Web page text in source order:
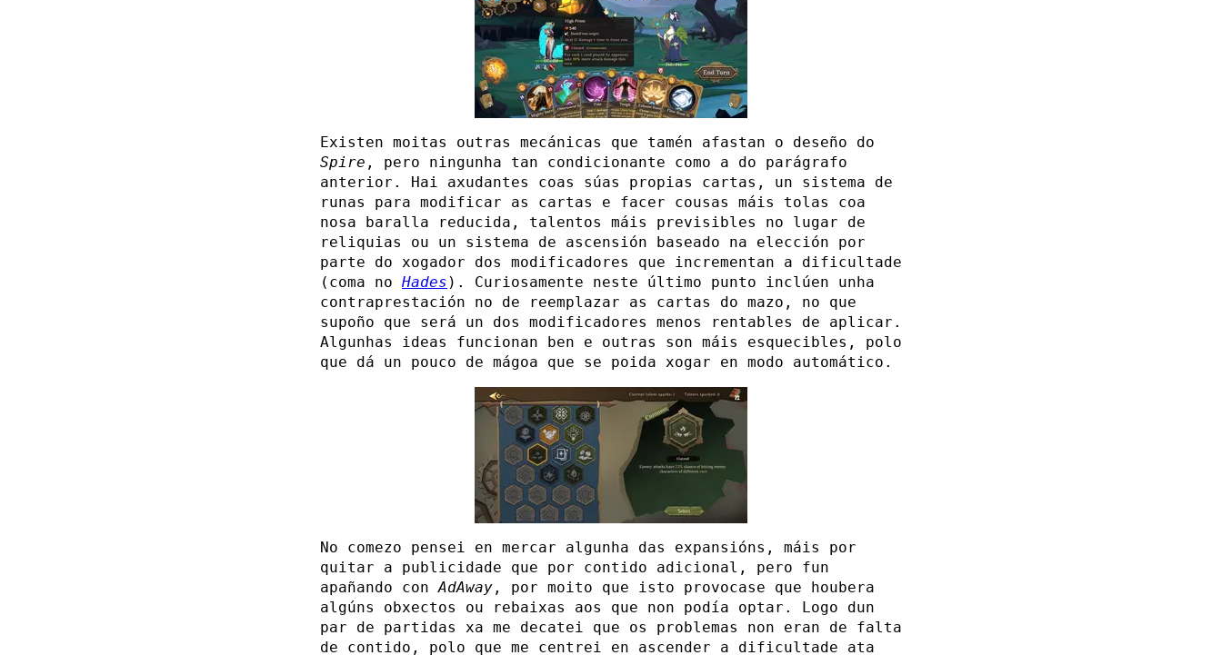
Existen moitas outras mecánicas que tamén afastan o deseño do
Spire , pero ningunha tan condicionante como a do parágrafo
anterior. Hai axudantes coas súas propias cartas, un sistema de
runas para modificar as cartas e facer cousas máis tolas coa
nosa baralla reducida, talentos máis previsibles no lugar de
reliquias ou un sistema de ascensión baseado na elección por
parte do xogador dos modificadores que incrementan a dificultade
(coma no Hades ). Curiosamente neste último punto inclúen unha
contraprestación no de reemplazar as cartas do mazo, no que
supoño que será un dos modificadores menos rentables de aplicar.
Algunhas ideas funcionan ben e outras son máis esquecibles, polo
que dá un pouco de mágoa que se poida xogar en modo automático.
No comezo pensei en mercar algunha das expansións, máis por
quitar a publicidade que por contido adicional, pero fun
apañando conAdAway , por moito que isto provocase que houbera
algúns obxectos ou rebaixas aos que non podía optar. Logo dun
par de partidas xa me decatei que os problemas non eran de falta
de contido, polo que me centrei en ascender a dificultade ata